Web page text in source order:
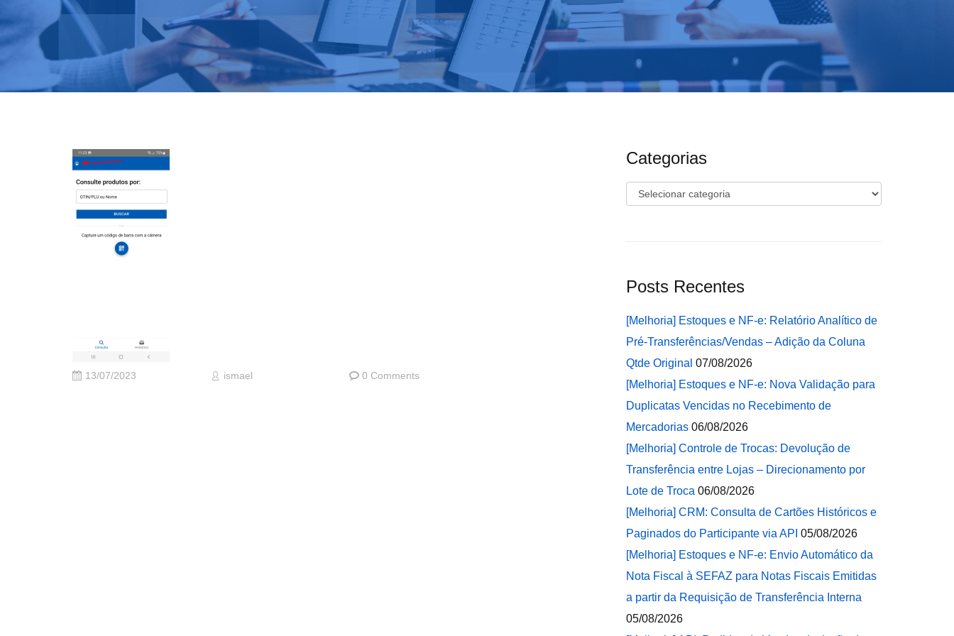
13/07/2023 ismael 0 Comments
Categorias
Categorias
Posts Recentes
[Melhoria] Estoques e NF-e: Relatório Analítico de
Pré-Transferências/Vendas – Adição da Coluna
Qtde Original 07/08/2026
[Melhoria] Estoques e NF-e: Nova Validação para
Duplicatas Vencidas no Recebimento de
Mercadorias 06/08/2026
[Melhoria] Controle de Trocas: Devolução de
Transferência entre Lojas – Direcionamento por
Lote de Troca 06/08/2026
[Melhoria] CRM: Consulta de Cartões Históricos e
Paginados do Participante via API 05/08/2026
[Melhoria] Estoques e NF-e: Envio Automático da
Nota Fiscal à SEFAZ para Notas Fiscais Emitidas
a partir da Requisição de Transferência Interna
05/08/2026